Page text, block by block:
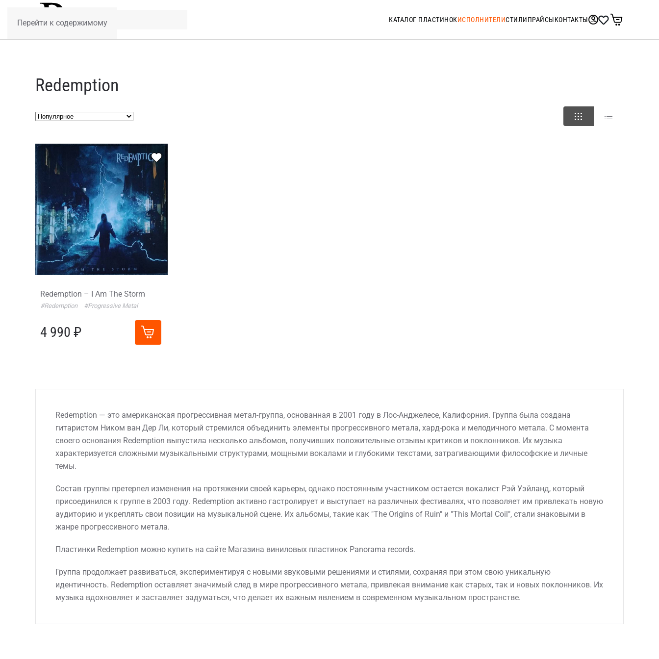
Перейти к содержимому КАТАЛОГ ПЛАСТИНОКИСПОЛНИТЕЛИСТИЛИПРАЙСЫКОНТАКТЫ
Redemption
Redemption – I Am The Storm
#Redemption #Progressive Metal
4 990 ₽
Redemption — это американская прогрессивная метал-группа, основанная в 2001 году в Лос-Анджелесе, Калифорния. Группа была создана
гитаристом Ником ван Дер Ли, который стремился объединить элементы прогрессивного метала, хард-рока и мелодичного метала. С момента
своего основания Redemption выпустила несколько альбомов, получивших положительные отзывы критиков и поклонников. Их музыка
характеризуется сложными музыкальными структурами, мощными вокалами и глубокими текстами, затрагивающими философские и личные
темы.
Состав группы претерпел изменения на протяжении своей карьеры, однако постоянным участником остается вокалист Рэй Уэйланд, который
присоединился к группе в 2003 году. Redemption активно гастролирует и выступает на различных фестивалях, что позволяет им привлекать новую
аудиторию и укреплять свои позиции на музыкальной сцене. Их альбомы, такие как "The Origins of Ruin" и "This Mortal Coil", стали знаковыми в
жанре прогрессивного метала.
Пластинки Redemption можно купить на сайте Магазина виниловых пластинок Panorama records.
Группа продолжает развиваться, экспериментируя с новыми звуковыми решениями и стилями, сохраняя при этом свою уникальную
идентичность. Redemption оставляет значимый след в мире прогрессивного метала, привлекая внимание как старых, так и новых поклонников. Их
музыка вдохновляет и заставляет задуматься, что делает их важным явлением в современном музыкальном пространстве.